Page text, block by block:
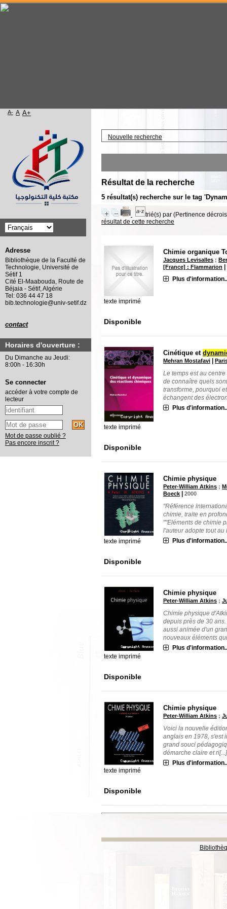
Nouvelle recherche
Résultat de la recherche
5 résultat(s) recherche sur le tag
trié(s) par (Pertinence
résultat de cette recherche
texte imprimé
Chimie organique
Jacques Levisalles ;
[France] : Flammarion
Plus
Disponible
texte imprimé
Cinétique et
Mehran Mostafavi |
Le temps est au
de connaître quels
transforme, pourquoi
échangent des
Plus
Disponible
texte imprimé
Chimie physique
Peter-William Atkins ;
Boeck |2000
"Référence
chimie, traite en
""Eléments de chimie
l'auteur adopte tout au
Plus
Disponible
texte imprimé
Chimie physique
Peter-William Atkins ;
Chimie physique
depuis près de 30
aussi animée d'un
nouveaux éléments
Plus
Disponible
texte imprimé
Chimie physique
Peter-William Atkins ;
Voici la nouvelle
anglais en 1978, s'est
grand souci
démarche claire et ri[...]
Plus
Disponible
Accueil
A- A A+
Adresse
Bibliothèque de la Faculté de
Technologie, Université de
Sétif 1
Cité El-Maabouda, Route de
Béjaia - Sétif, Algérie
Tel: 036 44 47 18
bib.technologie@univ-setif.dz
contact
Horaires d'ouverture :
Du Dimanche au Jeudi:
8:00h - 16:30h
Se connecter
accéder à votre compte de
lecteur
Mot de passe oublié ?
Pas encore inscrit ?